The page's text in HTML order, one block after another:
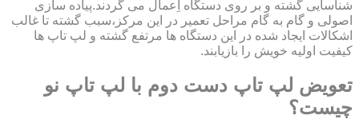
شناسایی گشته و بر روی دستگاه اِعمال می گردند.پیاده سازی
اصولی و گام به گام مراحل تعمیر در این مرکز،سبب گشته تا غالب
اشکالات ایجاد شده در این دستگاه ها مرتفع گشته و لپ تاپ ها
کیفیت اولیه خویش را بازیابند.
تعویض لپ تاپ دست دوم با لپ تاپ نو
چیست؟